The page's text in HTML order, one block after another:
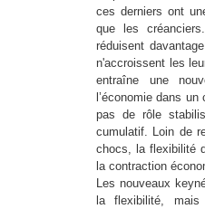
ces derniers ont
que les
réduisent
n'accroissent les
entraîne une
l’économie dans
pas de rôle
cumulatif. Loin de
chocs, la flexibilité
la contraction
Les nouveaux
la flexibilité,